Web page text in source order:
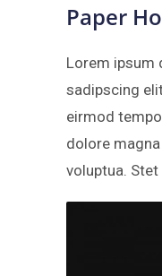
Paper
Lorem ipsum
sadipscing
eirmod
dolore
voluptua.